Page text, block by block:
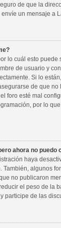
de que la
un mensaje a
lo cuál esto puede
de usuario y
Si lo
de que no
foro esté mal
por lo
ahora no puedo
haya
También, algunos
no publicaron
el peso de la
participe de las